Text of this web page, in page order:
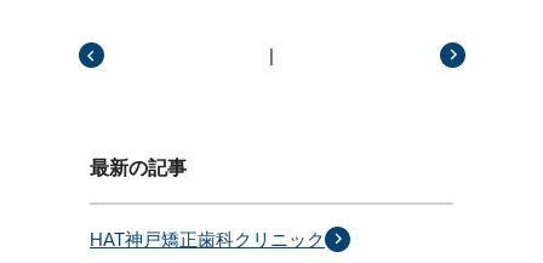
|
最新の記事
HAT神戸矯正歯科クリニック